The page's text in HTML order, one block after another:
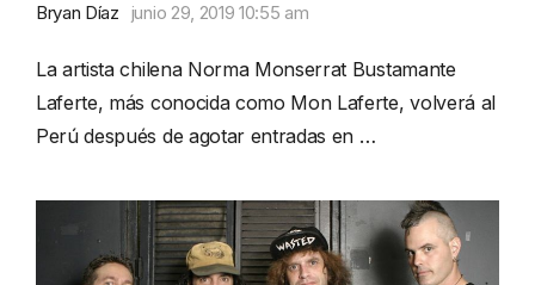
Bryan Díaz junio 29, 2019 10:55 am
La artista chilena Norma Monserrat Bustamante
Laferte, más conocida como Mon Laferte, volverá al
Perú después de agotar entradas en …